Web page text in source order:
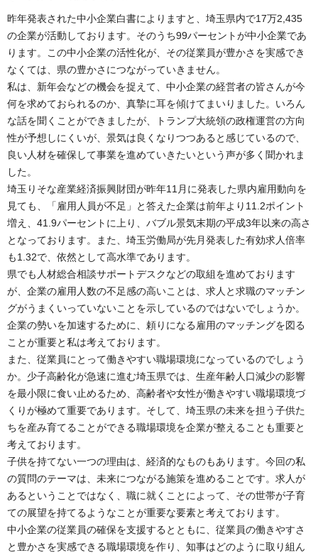
昨年発表された中小企業白書によりますと、埼玉県内で17万2,435
の企業が活動しております。そのうち99パーセントが中小企業であ
ります。この中小企業の活性化が、その従業員が豊かさを実感でき
なくては、県の豊かさにつながっていきません。
私は、新年会などの機会を捉えて、中小企業の経営者の皆さんが今
何を求めておられるのか、真摯に耳を傾けてまいりました。いろん
な話を聞くことができましたが、トランプ大統領の政権運営の方向
性が予想しにくいが、景気は良くなりつつあると感じているので、
良い人材を確保して事業を進めていきたいという声が多く聞かれま
した。
埼玉りそな産業経済振興財団が昨年11月に発表した県内雇用動向を
見ても、「雇用人員が不足」と答えた企業は前年より11.2ポイント
増え、41.9パーセントに上り、バブル景気末期の平成3年以来の高さ
となっております。また、埼玉労働局が先月発表した有効求人倍率
も1.32で、依然として高水準であります。
県でも人材総合相談サポートデスクなどの取組を進めております
が、企業の雇用人数の不足感の高いことは、求人と求職のマッチン
グがうまくいっていないことを示しているのではないでしょうか。
企業の勢いを加速するために、頼りになる雇用のマッチングを図る
ことが重要と私は考えております。
また、従業員にとって働きやすい職場環境になっているのでしょう
か。少子高齢化が急速に進む埼玉県では、生産年齢人口減少の影響
を最小限に食い止めるため、高齢者や女性が働きやすい職場環境づ
くりが極めて重要であります。そして、埼玉県の未来を担う子供た
ちを産み育てることができる職場環境を企業が整えることも重要と
考えております。
子供を持てない一つの理由は、経済的なものもあります。今回の私
の質問のテーマは、未来につながる施策を進めることです。求人が
あるということではなく、職に就くことによって、その世帯が子育
ての展望を持てるようなことが重要な要素と考えております。
中小企業の従業員の確保を支援するとともに、従業員の働きやすさ
と豊かさを実感できる職場環境を作り、知事はどのように取り組ん